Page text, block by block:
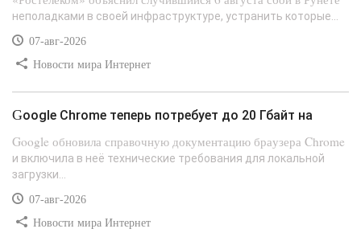
неполадками в своей инфраструктуре, устранить которые...
07-авг-2026
Новости мира Интернет
Google Chrome теперь потребует до 20 Гбайт на
Google обновила справочную документацию браузера Chrome
и включила в неё технические требования для локальной
загрузки...
07-авг-2026
Новости мира Интернет